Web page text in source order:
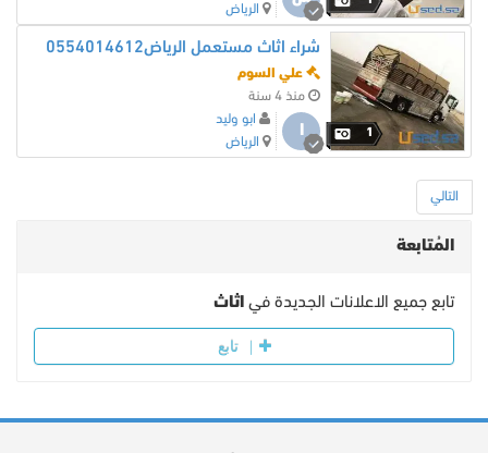
الرياض
1
شراء اثاث مستعمل الرياض0554014612
علي السوم
منذ 4 سنة
ابو وليد
الرياض
التالي
المُتابعة
تابع جميع الاعلانات الجديدة في اثاث
تابع